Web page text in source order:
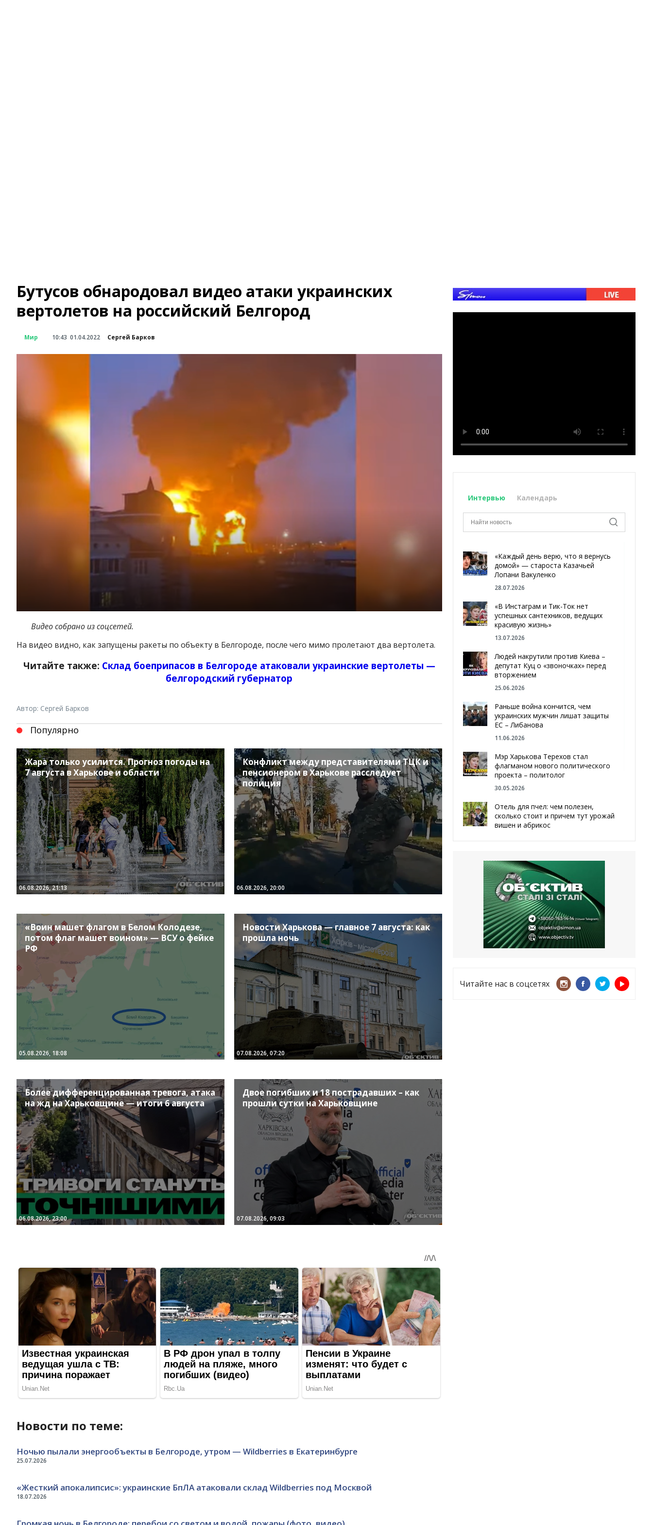
Бутусов обнародовал видео атаки украинских
вертолетов на российский Белгород
Мир 10:43 01.04.2022 Сергей Барков
Видео собрано из соцсетей.
На видео видно, как запущены ракеты по объекту в Белгороде, после чего мимо пролетают два вертолета.
Читайте также: Склад боеприпасов в Белгороде атаковали украинские вертолеты —
белгородский губернатор
Автор: Сергей Барков
Популярно
Жара только усилится. Прогноз погоды на
7 августа в Харькове и области
06.08.2026, 21:13
Конфликт между представителями ТЦК и
пенсионером в Харькове расследует
полиция
06.08.2026, 20:00
«Воин машет флагом в Белом Колодезе,
потом флаг машет воином» — ВСУ о фейке
РФ
05.08.2026, 18:08
Новости Харькова — главное 7 августа: как
прошла ночь
07.08.2026, 07:20
Более дифференцированная тревога, атака
на жд на Харьковщине — итоги 6 августа
06.08.2026, 23:00
Двое погибших и 18 пострадавших – как
прошли сутки на Харьковщине
07.08.2026, 09:03
Новости по теме:
25.07.2026
Ночью пылали энергообъекты в Белгороде, утром — Wildberries в Екатеринбурге
18.07.2026
«Жесткий апокалипсис»: украинские БпЛА атаковали склад Wildberries под Москвой
Интервью Календарь
«Каждый день верю, что я вернусь
домой» — староста Казачьей
Лопани Вакуленко
28.07.2026
«В Инстаграм и Тик-Ток нет
успешных сантехников, ведущих
красивую жизнь»
13.07.2026
Людей накрутили против Киева –
депутат Куц о «звоночках» перед
вторжением
25.06.2026
Раньше война кончится, чем
украинских мужчин лишат защиты
ЕС – Либанова
11.06.2026
Мэр Харькова Терехов стал
флагманом нового политического
проекта – политолог
30.05.2026
Отель для пчел: чем полезен,
сколько стоит и причем тут урожай
вишен и абрикос
Чугуева, города, который устоял,
несмотря ни на что
21.05.2026
«ТЦК нарушает закон? Пусть
платят!» Как благодаря штрафу
женщину сняли с учета
15.05.2026
Читайте нас в соцсетях
Instagram